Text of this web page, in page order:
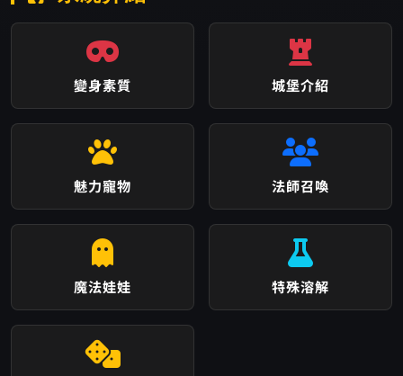
變身素質 城堡介紹
魅力寵物 法師召喚
魔法娃娃 特殊溶解